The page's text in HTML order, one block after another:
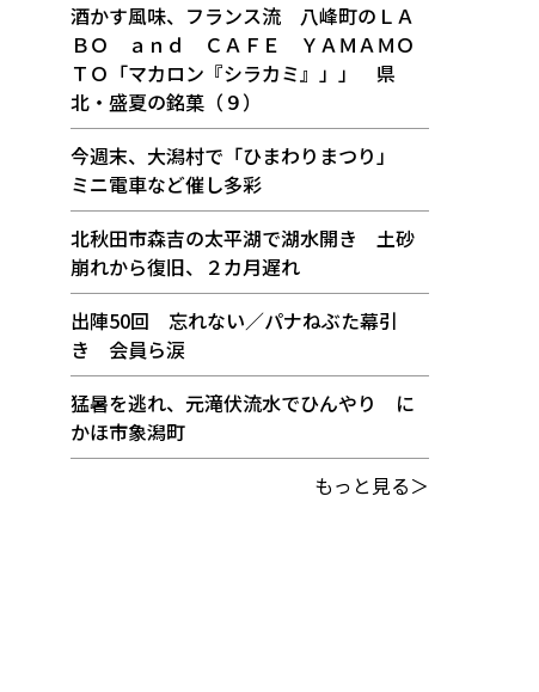
酒かす風味、フランス流 八峰町のＬＡ
ＢＯ ａｎｄ ＣＡＦＥ ＹＡＭＡＭＯ
ＴＯ「マカロン『シラカミ』」」 県
北・盛夏の銘菓（９）
今週末、大潟村で「ひまわりまつり」
ミニ電車など催し多彩
北秋田市森吉の太平湖で湖水開き 土砂
崩れから復旧、２カ月遅れ
出陣50回 忘れない／パナねぶた幕引
き 会員ら涙
猛暑を逃れ、元滝伏流水でひんやり に
かほ市象潟町
もっと見る＞